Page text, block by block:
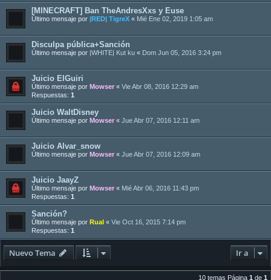
[MINECRAFT] Ban TheAndresXxs y Euse
Último mensaje por |RED| TigreX « Mié Ene 02, 2019 1:05 am
Disculpa pública+Sanción
Último mensaje por |WHITE| Kut ku « Dom Jun 05, 2016 3:24 pm
Juicio ElGuiri
Último mensaje por Mowser « Vie Abr 08, 2016 12:29 am
Respuestas: 1
Juicio WaltDisney
Último mensaje por Mowser « Jue Abr 07, 2016 12:11 am
Juicio Alvar_snow
Último mensaje por Mowser « Jue Abr 07, 2016 12:09 am
Juicio JaayZ
Último mensaje por Mowser « Mié Abr 06, 2016 11:43 pm
Respuestas: 1
Sanción?
Último mensaje por Rual « Vie Oct 16, 2015 7:14 pm
Respuestas: 1
Nuevo Tema Ir a
10 temas Página 1 de 1